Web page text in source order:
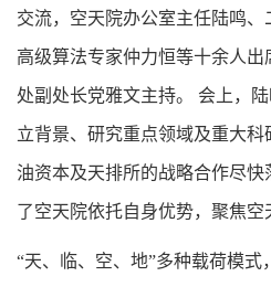
交流，空天院办公室主任陆鸣
高级算法专家仲力恒等十余人
处副处长党雅文主持。 会上，
立背景、研究重点领域及重大
油资本及天排所的战略合作尽
了空天院依托自身优势，聚焦空
“天、临、空、地”多种载荷模